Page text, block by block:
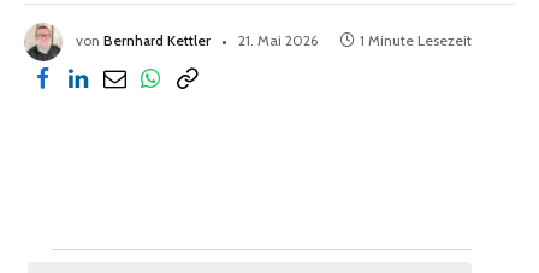
von Bernhard Kettler 21. Mai 2026 1 Minute Lesezeit